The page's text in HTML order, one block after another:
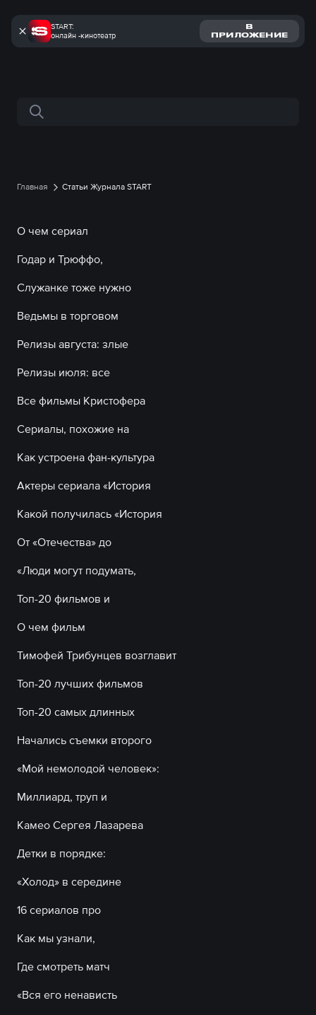
START:
онлайн -кинотеатр
В
ПРИЛОЖЕНИЕ
Поиск по сайту
Главная Статьи Журнала START
О чем сериал
Годар и Трюффо,
Служанке тоже нужно
Ведьмы в торговом
Релизы августа: злые
Релизы июля: все
Все фильмы Кристофера
Сериалы, похожие на
Как устроена фан-культура
Актеры сериала «История
Какой получилась «История
От «Отечества» до
«Люди могут подумать,
Топ-20 фильмов и
О чем фильм
Тимофей Трибунцев возглавит
Топ-20 лучших фильмов
Топ-20 самых длинных
Начались съемки второго
«Мой немолодой человек»:
Миллиард, труп и
Камео Сергея Лазарева
Детки в порядке:
«Холод» в середине
16 сериалов про
Как мы узнали,
Где смотреть матч
«Вся его ненависть